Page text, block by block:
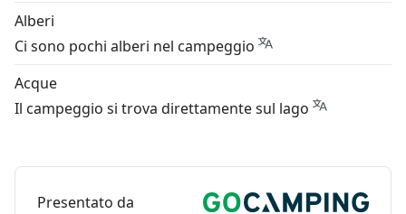
Alberi
Ci sono pochi alberi nel campeggio
Acque
Il campeggio si trova direttamente sul lago
Presentato da